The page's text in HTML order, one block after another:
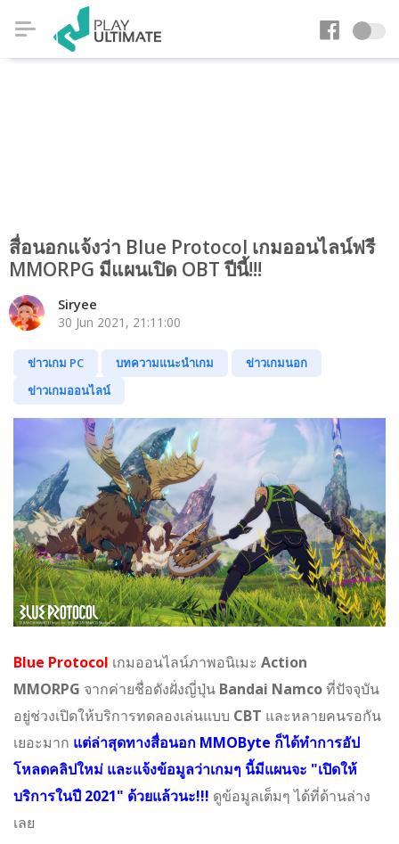
สื่อนอกแจ้งว่า Blue Protocol เกมออนไลน์ฟรี
MMORPG มีแผนเปิด OBT ปีนี้!!!
Siryee
30 Jun 2021, 21:11:00
ข่าวเกม PC บทความแนะนำเกม
ข่าวเกมนอก
ข่าวเกมออนไลน์
Blue Protocol เกมออนไลน์ภาพอนิเมะ Action
MMORPG จากค่ายชื่อดังฝั่งญี่ปุ่น Bandai Namcoที่ปัจจุบัน
อยู่ช่วงเปิดให้บริการทดลองเล่นแบบ CBT และหลายคนรอกัน
เยอะมาก แต่ล่าสุดทางสื่อนอก MMOByte ก็ได้ทำการอัป
โหลดคลิปใหม่ และแจ้งข้อมูลว่าเกมๆ นี้มีแผนจะ "เปิดให้
บริการในปี 2021" ด้วยแล้วนะ!!! ดูข้อมูลเต็มๆ ได้ที่ด้านล่าง
เลย